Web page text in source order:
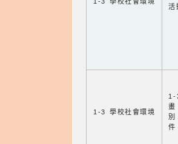
活
1-3 學校社會環境
1-
畫
別
件